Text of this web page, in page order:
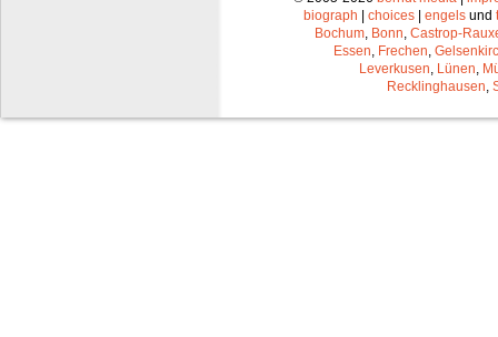
biograph
choices engels und
Bochum, Bonn, Castrop-
Essen, Frechen,
Leverkusen, Lünen,
Recklinghausen,